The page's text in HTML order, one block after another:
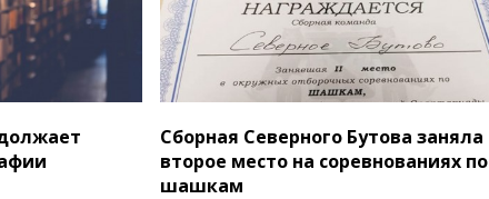
Сборная Северного Бутова заняла
второе место на соревнованиях по
шашкам